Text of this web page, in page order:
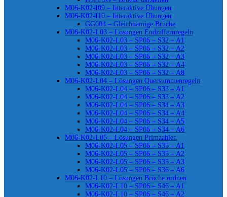
M06-K02-I09 – Interaktive Übungen
M06-K02-I10 – Interaktive Übungen
GG004 – Gleichnamige Brüche
M06-K02-L03 – Lösungen Endziffernregeln
M06-K02-L03 – SP06 – S32 – A1
M06-K02-L03 – SP06 – S32 – A2
M06-K02-L03 – SP06 – S32 – A3
M06-K02-L03 – SP06 – S32 – A4
M06-K02-L03 – SP06 – S32 – A8
M06-K02-L04 – Lösungen Quersummenregeln
M06-K02-L04 – SP06 – S33 – A1
M06-K02-L04 – SP06 – S33 – A2
M06-K02-L04 – SP06 – S34 – A3
M06-K02-L04 – SP06 – S34 – A4
M06-K02-L04 – SP06 – S34 – A5
M06-K02-L04 – SP06 – S34 – A6
M06-K02-L05 – Lösungen Primzahlen
M06-K02-L05 – SP06 – S35 – A1
M06-K02-L05 – SP06 – S35 – A2
M06-K02-L05 – SP06 – S35 – A3
M06-K02-L05 – SP06 – S36 – A6
M06-K02-L10 – Lösungen Brüche ordnen
M06-K02-L10 – SP06 – S46 – A1
M06-K02-L10 – SP06 – S46 – A2